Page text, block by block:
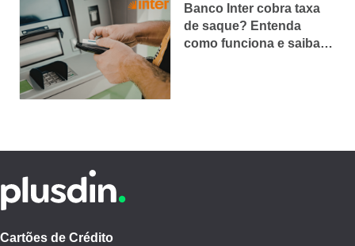
Banco Inter cobra taxa
de saque? Entenda
como funciona e saiba
Cartões de Crédito